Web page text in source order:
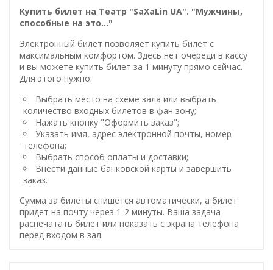
Купить билет на Театр "SaXaLin UA". "Мужчины,
способные на это…"
Электронный билет позволяет купить билет с
максимальным комфортом. Здесь нет очереди в кассу
и вы можете купить билет за 1 минуту прямо сейчас.
Для этого нужно:
Выбрать место на схеме зала или выбрать
количество входных билетов в фан зону;
Нажать кнопку "Оформить заказ";
Указать имя, адрес электронной почты, номер
телефона;
Выбрать способ оплаты и доставки;
Внести данные банковской карты и завершить
заказ.
Сумма за билеты спишется автоматически, а билет
придет на почту через 1-2 минуты. Ваша задача
распечатать билет или показать с экрана телефона
перед входом в зал.